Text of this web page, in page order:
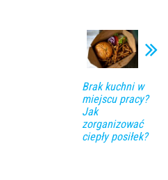
Brak kuchni w
miejscu pracy?
Jak
zorganizować
ciepły posiłek?